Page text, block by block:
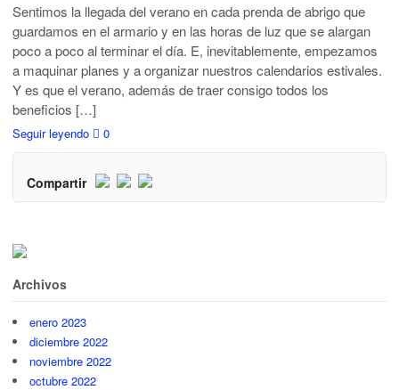
Sentimos la llegada del verano en cada prenda de abrigo que
guardamos en el armario y en las horas de luz que se alargan
poco a poco al terminar el día. E, inevitablemente, empezamos
a maquinar planes y a organizar nuestros calendarios estivales.
Y es que el verano, además de traer consigo todos los
beneficios […]
Seguir leyendo 0
Compartir
Archivos
enero 2023
diciembre 2022
noviembre 2022
octubre 2022